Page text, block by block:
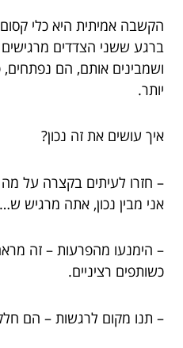
הקשבה אמיתית היא כלי
ברגע ששני הצדדים
ושמבינים אותם, הם נפתחים,
יותר.
איך עושים את זה נכון?
– חזרו לעיתים בקצרה על
אני מבין נכון, אתה מרגיש
– הימנעו מהפרעות – זה
כשותפים רציניים.
– תנו מקום לרגשות – הם